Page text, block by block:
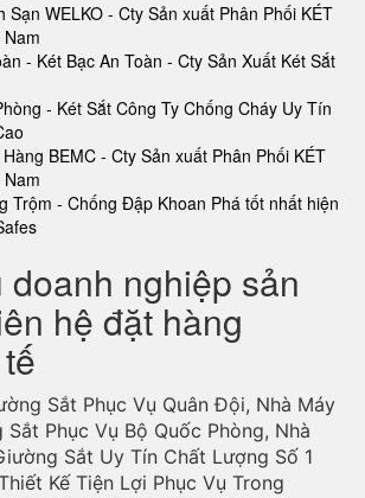
Sạn WELKO - Cty Sản xuất Phân Phối KÉT
- Két Bạc An Toàn - Cty Sản Xuất Két Sắt
- Két Sắt Công Ty Chống Cháy Uy Tín
BEMC - Cty Sản xuất Phân Phối KÉT
Trộm - Chống Đập Khoan Phá tốt nhất hiện
doanh nghiệp sản
hệ đặt hàng
Sắt Phục Vụ Quân Đội, Nhà Máy
Sắt Phục Vụ Bộ Quốc Phòng, Nhà
Sắt Uy Tín Chất Lượng Số 1
Kế Tiện Lợi Phục Vụ Trong